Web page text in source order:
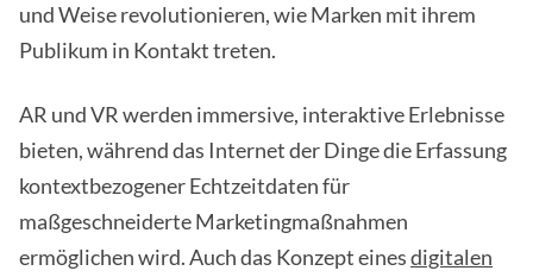
und Weise revolutionieren, wie Marken mit ihrem
Publikum in Kontakt treten.
AR und VR werden immersive, interaktive Erlebnisse
bieten, während das Internet der Dinge die Erfassung
kontextbezogener Echtzeitdaten für
maßgeschneiderte Marketingmaßnahmen
ermöglichen wird. Auch das Konzept einesdigitalen